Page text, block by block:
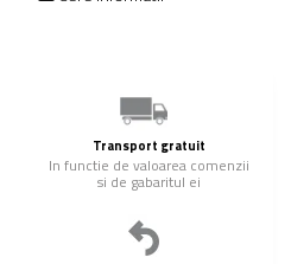
Transport gratuit
In functie de valoarea comenzii
si de gabaritul ei